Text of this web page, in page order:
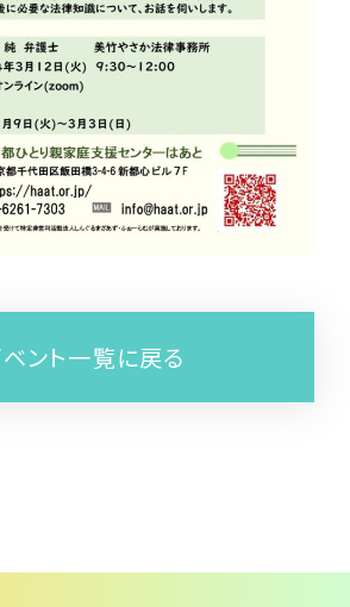
ント一覧に戻る